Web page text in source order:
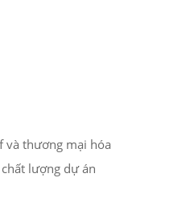
và thương mại hóa
lượng dự án